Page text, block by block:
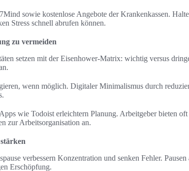
sowie kostenlose Angebote der Krankenkassen.
Stress schnell abrufen können.
zu vermeiden
setzen mit der Eisenhower-Matrix: wichtig versus
wenn möglich. Digitaler Minimalismus durch
wie Todoist erleichtern Planung. Arbeitgeber bieten oft
zur Arbeitsorganisation an.
verbessern Konzentration und senken Fehler. Pausen
Erschöpfung.